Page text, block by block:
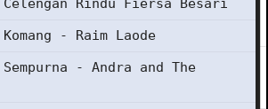
Rindu Fiersa Besari
- Raim Laode
- Andra and The